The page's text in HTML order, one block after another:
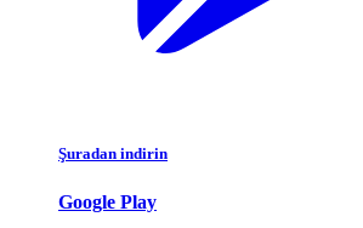
Şuradan indirin
Google Play